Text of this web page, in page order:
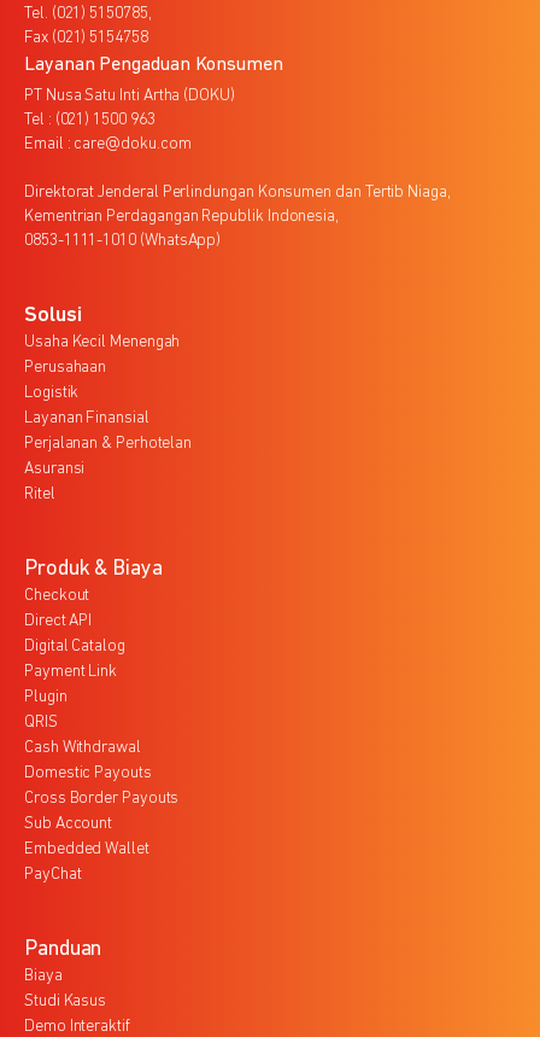
Tel. (021) 5150785,
Fax (021) 5154758
Layanan Pengaduan Konsumen
PT Nusa Satu Inti Artha (DOKU)
Tel : (021) 1500 963
Email : care@doku.com
Direktorat Jenderal Perlindungan Konsumen dan Tertib Niaga,
Kementrian Perdagangan Republik Indonesia,
0853-1111-1010 (WhatsApp)
Solusi
Usaha Kecil Menengah
Perusahaan
Logistik
Layanan Finansial
Perjalanan & Perhotelan
Asuransi
Ritel
Produk & Biaya
Checkout
Direct API
Digital Catalog
Payment Link
Plugin
QRIS
Cash Withdrawal
Domestic Payouts
Cross Border Payouts
Sub Account
Embedded Wallet
PayChat
Panduan
Biaya
Studi Kasus
Demo Interaktif